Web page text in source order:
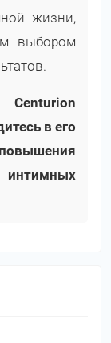
жизни,
выбором
в его